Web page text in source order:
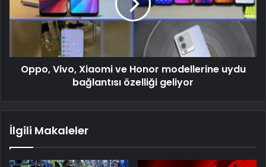
Oppo, Vivo, Xiaomi ve Honor modellerine uydu
bağlantısı özelliği geliyor
İlgili Makaleler